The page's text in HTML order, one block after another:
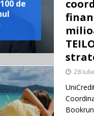
de
28